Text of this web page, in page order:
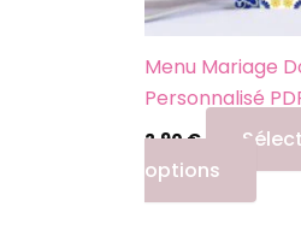
Menu Mariage
Personnalisé
2,90€
options